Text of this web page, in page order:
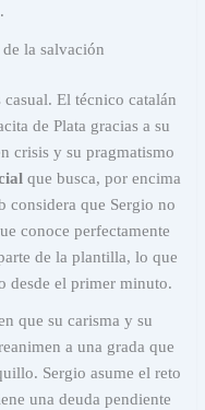
la salvación
El técnico catalán
de Plata gracias a su
crisis y su pragmatismo
que busca, por encima
considera que Sergio no
conoce perfectamente
de la plantilla, lo que
desde el primer minuto.
que su carisma y su
a una grada que
Sergio asume el reto
una deuda pendiente